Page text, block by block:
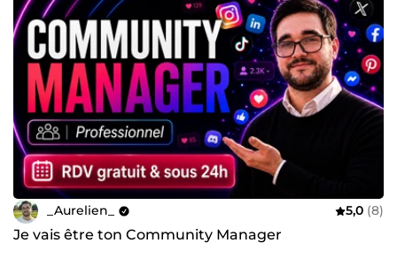
_Aurelien_ 5,0 (8)
Je vais être ton Community Manager